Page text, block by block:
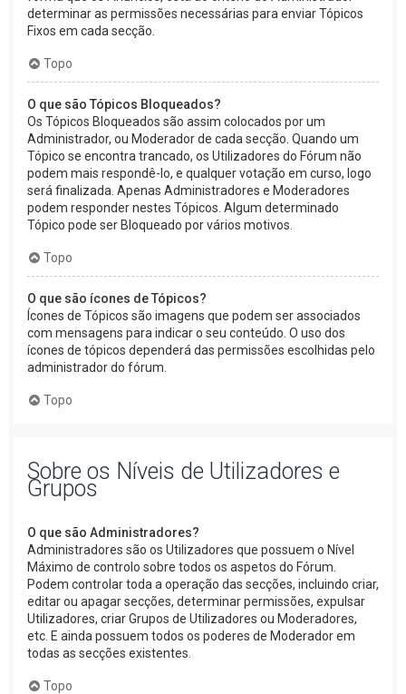
determinar as permissões necessárias para enviar Tópicos
Fixos em cada secção.
Topo
O que são Tópicos Bloqueados?
Os Tópicos Bloqueados são assim colocados por um
Administrador, ou Moderador de cada secção. Quando um
Tópico se encontra trancado, os Utilizadores do Fórum não
podem mais respondê-lo, e qualquer votação em curso, logo
será finalizada. Apenas Administradores e Moderadores
podem responder nestes Tópicos. Algum determinado
Tópico pode ser Bloqueado por vários motivos.
Topo
O que são ícones de Tópicos?
Ícones de Tópicos são imagens que podem ser associados
com mensagens para indicar o seu conteúdo. O uso dos
ícones de tópicos dependerá das permissões escolhidas pelo
administrador do fórum.
Topo
Sobre os Níveis de Utilizadores e
Grupos
O que são Administradores?
Administradores são os Utilizadores que possuem o Nível
Máximo de controlo sobre todos os aspetos do Fórum.
Podem controlar toda a operação das secções, incluindo criar,
editar ou apagar secções, determinar permissões, expulsar
Utilizadores, criar Grupos de Utilizadores ou Moderadores,
etc. E ainda possuem todos os poderes de Moderador em
todas as secções existentes.
Topo